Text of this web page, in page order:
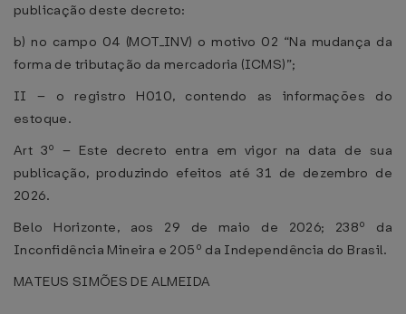
publicação deste decreto:
b) no campo 04 (MOT_INV) o motivo 02 “Na mudança da
forma de tributação da mercadoria (ICMS)”;
II – o registro H010, contendo as informações do
estoque.
Art 3º – Este decreto entra em vigor na data de sua
publicação, produzindo efeitos até 31 de dezembro de
2026.
Belo Horizonte, aos 29 de maio de 2026; 238º da
Inconfidência Mineira e 205º da Independência do Brasil.
MATEUS SIMÕES DE ALMEIDA